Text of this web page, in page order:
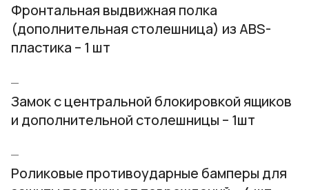
Фронтальная выдвижная полка
(дополнительная столешница) из ABS-
пластика – 1 шт
Замок с центральной блокировкой ящиков
и дополнительной столешницы – 1шт
Роликовые противоударные бамперы для